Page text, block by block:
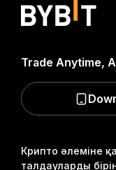
Крипто әлеміне
талдауларды
Trade Anytime,